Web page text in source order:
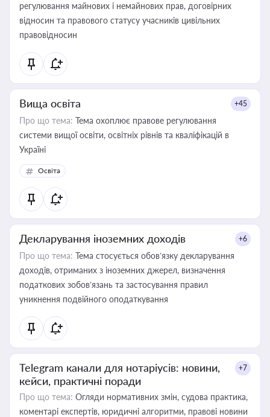
регулювання майнових і немайнових прав, договірних
відносин та правового статусу учасників цивільних
правовідносин
Вища освіта +45
Про що тема: Тема охоплює правове регулювання
системи вищої освіти, освітніх рівнів та кваліфікацій в
Україні
Освіта
Декларування іноземних доходів +6
Про що тема: Тема стосується обов’язку декларування
доходів, отриманих з іноземних джерел, визначення
податкових зобов’язань та застосування правил
уникнення подвійного оподаткування
Telegram канали для нотаріусів: новини,
кейси, практичні поради
+7
Про що тема: Огляди нормативних змін, судова практика,
коментарі експертів, юридичні алгоритми, правові новини